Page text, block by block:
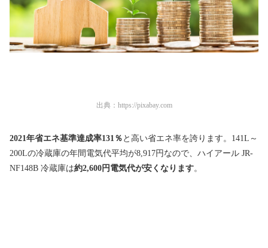
出典： https://pixabay.com
2021年省エネ基準達成率131％ と高い省エネ率を誇ります。141L～
200Lの冷蔵庫の年間電気代平均が8,917円なので、ハイアール JR-
NF148B 冷蔵庫は約2,600円電気代が安くなります。